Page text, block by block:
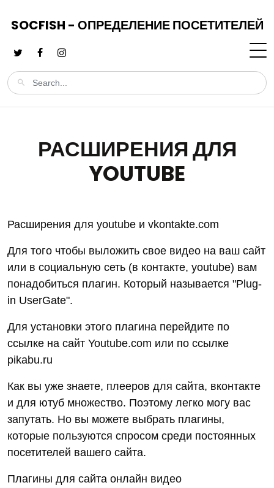
SOCFISH - ОПРЕДЕЛЕНИЕ ПОСЕТИТЕЛЕЙ
РАСШИРЕНИЯ ДЛЯ
YOUTUBE
Расширения для youtube и vkontakte.com
Для того чтобы выложить свое видео на ваш сайт
или в социальную сеть (в контакте, youtube) вам
понадобиться плагин. Который называется "Plug-
in UserGate".
Для установки этого плагина перейдите по
ссылке на сайт Youtube.com или по ссылке
pikabu.ru
Как вы уже знаете, плееров для сайта, вконтакте
и для ютуб множество. Поэтому легко могу вас
запутать. Но вы можете выбрать плагины,
которые пользуются спросом среди постоянных
посетителей вашего сайта.
Плагины для сайта онлайн видео